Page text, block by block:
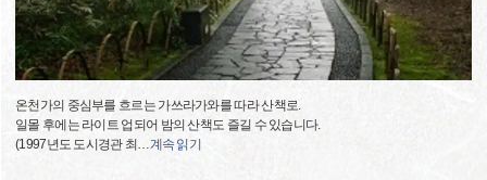
온천가의 중심부를 흐르는 가쓰라가와를 따라 산책로.
일몰 후에는 라이트 업되어 밤의 산책도 즐길 수 있습니다.
(1997년도 도시경관 최 …계속 읽기